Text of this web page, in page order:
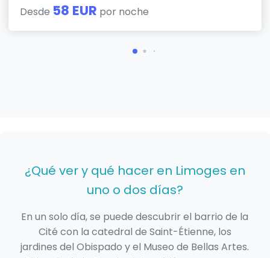
Desde 58 EUR por noche
¿Qué ver y qué hacer en Limoges en
uno o dos días?
En un solo día, se puede descubrir el barrio de la
Cité con la catedral de Saint-Étienne, los
jardines del Obispado y el Museo de Bellas Artes.